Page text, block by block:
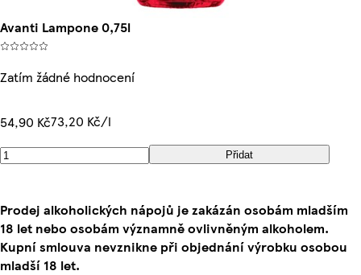
Avanti Lampone 0,75l
Zatím žádné hodnocení
54,90 Kč73,20 Kč/l
Přidat
Prodej alkoholických nápojů je zakázán osobám mladším
18 let nebo osobám významně ovlivněným alkoholem.
Kupní smlouva nevznikne při objednání výrobku osobou
mladší 18 let.